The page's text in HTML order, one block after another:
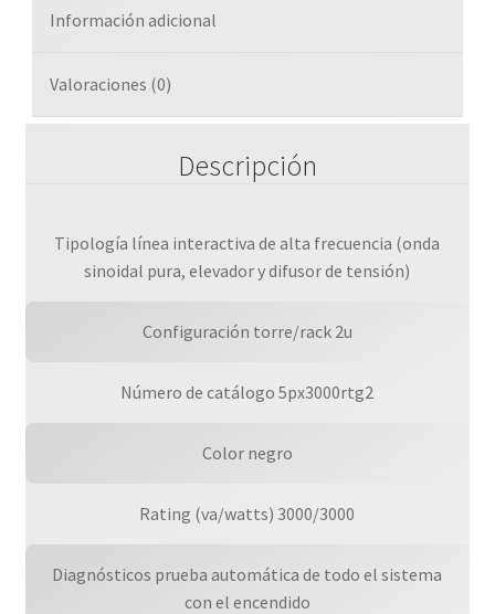
Información adicional
Valoraciones (0)
Descripción
Tipología línea interactiva de alta frecuencia (onda
sinoidal pura, elevador y difusor de tensión)
Configuración torre/rack 2u
Número de catálogo 5px3000rtg2
Color negro
Rating (va/watts) 3000/3000
Diagnósticos prueba automática de todo el sistema
con el encendido